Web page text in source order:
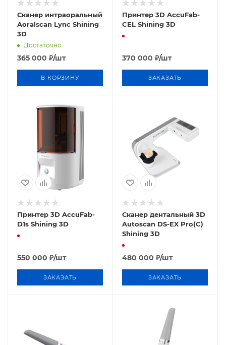
Сканер интраоральный
Aoralscan Lync Shining
3D
Достаточно
365 000 ₽/шт
В КОРЗИНУ
Принтер 3D AccuFab-
CEL Shining 3D
370 000 ₽/шт
ЗАКАЗАТЬ
Принтер 3D AccuFab-
D1s Shining 3D
550 000 ₽/шт
ЗАКАЗАТЬ
Сканер дентальный 3D
Autoscan DS-EX Pro(C)
Shining 3D
480 000 ₽/шт
ЗАКАЗАТЬ